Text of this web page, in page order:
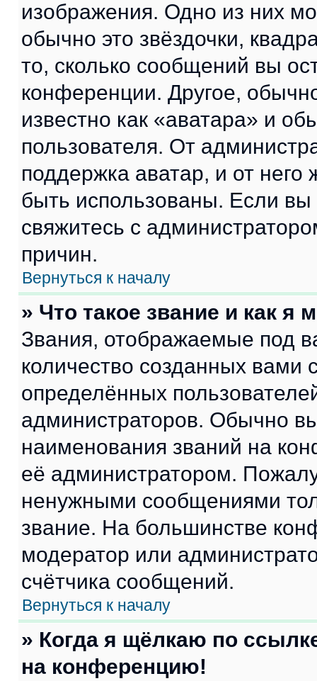
изображения. Одно из них
обычно это звёздочки,
то, сколько сообщений вы
конференции. Другое,
известно как «аватара» и
пользователя. От
поддержка аватар, и от него
быть использованы. Если
свяжитесь с
причин.
Вернуться к началу
» Что такое звание и как я
Звания, отображаемые под
количество созданных
определённых
администраторов. Обычно
наименования званий на
её администратором.
ненужными сообщениями
звание. На большинстве
модератор или
счётчика сообщений.
Вернуться к началу
» Когда я щёлкаю по
на конференцию!